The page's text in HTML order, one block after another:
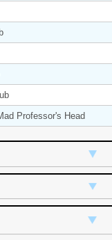
Professor's Head